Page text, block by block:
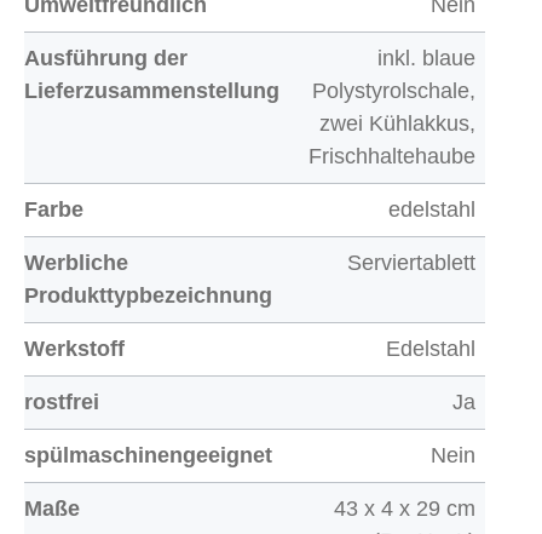
Umweltfreundlich Nein
Ausführung der
Lieferzusammenstellung
inkl. blaue
Polystyrolschale,
zwei Kühlakkus,
Frischhaltehaube
Farbe edelstahl
Werbliche
Produkttypbezeichnung
Serviertablett
Werkstoff Edelstahl
rostfrei Ja
spülmaschinengeeignet Nein
Maße
43 x 4 x 29 cm